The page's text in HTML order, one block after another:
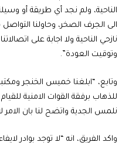
الناحية، ولم نجد أي طريقة أو
الى الجرف الصخر، وحاولنا
نازحي الناحية ولا اجابة على
وتوقيت العودة”.
وتابع، “ابلغنا خميس الخنجر
للذهاب برفقة القوات الامنية
نلمس الجدية واتضح لنا بان الامر
واكد الفريق، انه “لا توجد بوادر